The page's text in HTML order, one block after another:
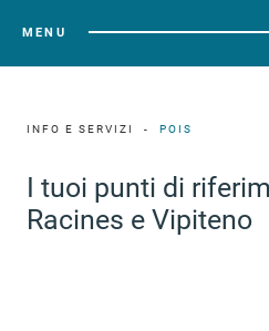
MENU
INFO E SERVIZI POIS
I tuoi punti di
Racines e Vipiteno